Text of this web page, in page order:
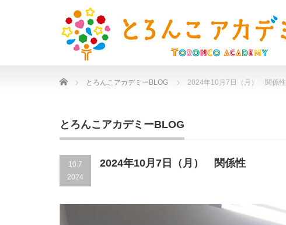
Home とろんこアカデミーBLOG 2024年10月7日（月） 関係性
とろんこアカデミーBLOG
10.7
2024
2024年10月7日（月） 関係性